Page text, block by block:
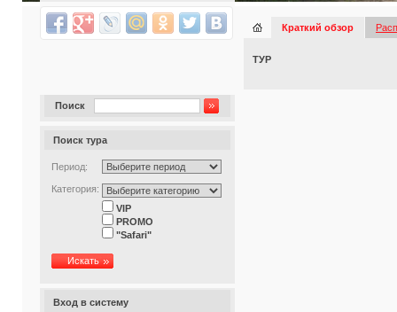
Поиск
Поиск тура
Период:
Категория:
VIP
PROMO
"Safari"
Искать
Вход в систему
Краткий обзор
ТУР